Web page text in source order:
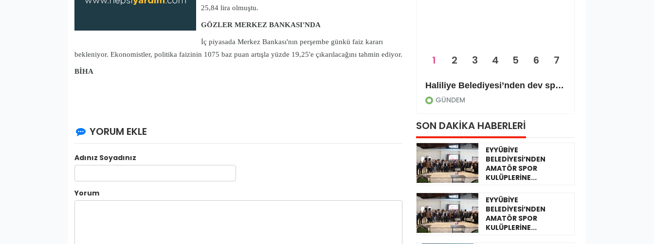
25,84 lira olmuştu.
GÖZLER MERKEZ BANKASI'NDA
İç piyasada Merkez Bankası'nın perşembe günkü faiz kararı
bekleniyor. Ekonomistler, politika faizinin 1075 baz puan artışla yüzde 19,25'e çıkarılacağını tahmin ediyor.
BİHA
YORUM EKLE
Adınız Soyadınız
Yorum
Haliliye Belediyesi’nden dev spor yatırımı: Okçuluk sahası ve kapalı salon yapılıyor
GÜNDEM
1 2 3 4 5 6 7
SON DAKİKA HABERLERİ
EYYÜBİYE
BELEDİYESİ’NDEN
AMATÖR SPOR
KULÜPLERİNE...
EYYÜBİYE
BELEDİYESİ’NDEN
AMATÖR SPOR
KULÜPLERİNE...